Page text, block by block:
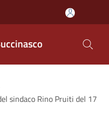
sindaco Rino Pruiti del 17